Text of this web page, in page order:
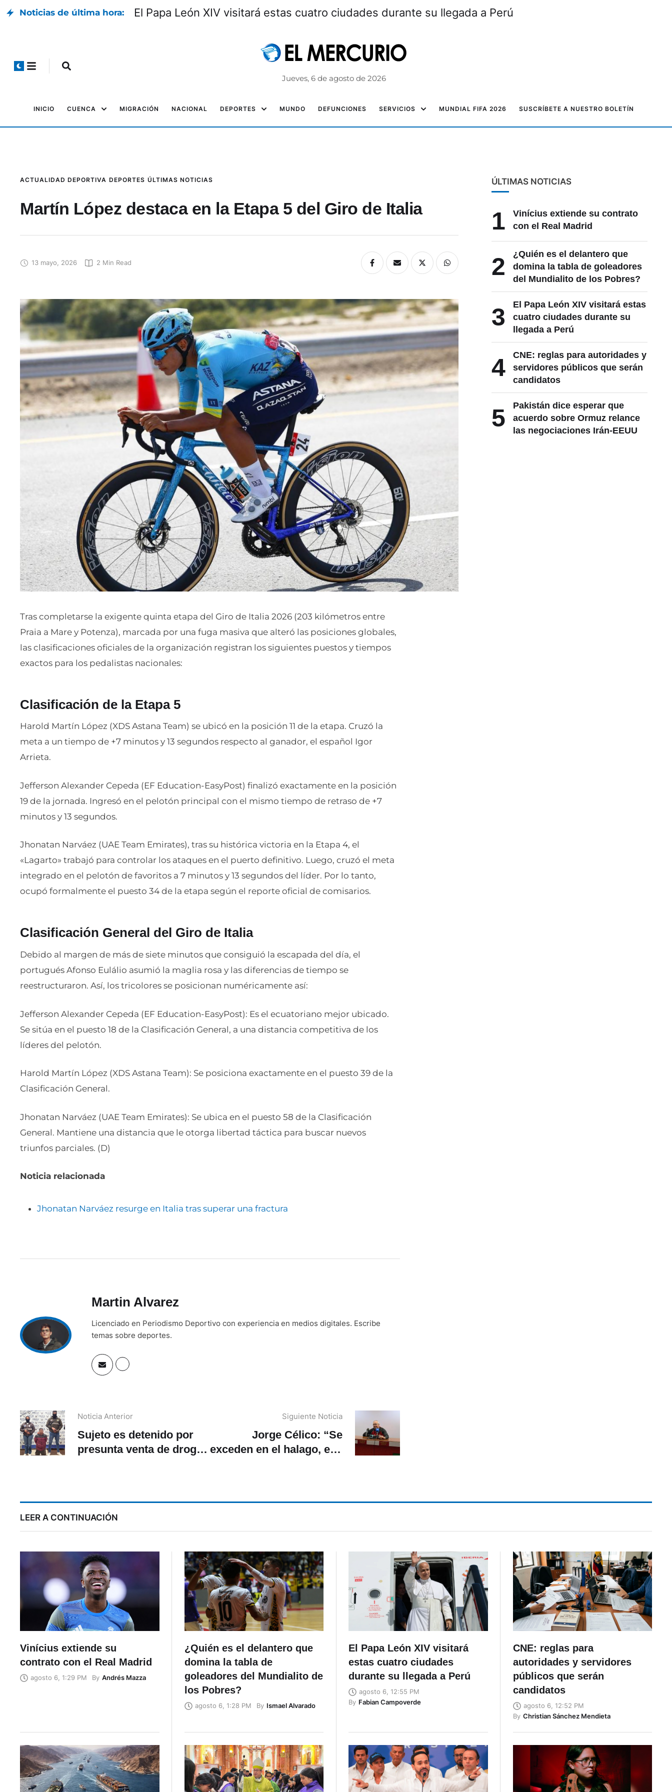
Noticias de última hora: El Papa León XIV visitará estas cuatro ciudades durante su llegada a Perú
Jueves, 6 de agosto de 2026
INICIO CUENCA MIGRACIÓN NACIONAL DEPORTES MUNDO DEFUNCIONES SERVICIOS MUNDIAL FIFA 2026 SUSCRÍBETE A NUESTRO BOLETÍN
ACTUALIDAD DEPORTIVA DEPORTES ÚLTIMAS NOTICIAS
Martín López destaca en la Etapa 5 del Giro de Italia
13 mayo, 2026 2 Min Read
Tras completarse la exigente quinta etapa del Giro de Italia 2026 (203 kilómetros entre
Praia a Mare y Potenza), marcada por una fuga masiva que alteró las posiciones globales,
las clasificaciones oficiales de la organización registran los siguientes puestos y tiempos
exactos para los pedalistas nacionales:
Clasificación de la Etapa 5
Harold Martín López (XDS Astana Team) se ubicó en la posición 11 de la etapa. Cruzó la
meta a un tiempo de +7 minutos y 13 segundos respecto al ganador, el español Igor
Arrieta.
Jefferson Alexander Cepeda (EF Education-EasyPost) finalizó exactamente en la posición
19 de la jornada. Ingresó en el pelotón principal con el mismo tiempo de retraso de +7
minutos y 13 segundos.
Jhonatan Narváez (UAE Team Emirates), tras su histórica victoria en la Etapa 4, el
«Lagarto» trabajó para controlar los ataques en el puerto definitivo. Luego, cruzó el meta
integrado en el pelotón de favoritos a 7 minutos y 13 segundos del líder. Por lo tanto,
ocupó formalmente el puesto 34 de la etapa según el reporte oficial de comisarios.
Clasificación General del Giro de Italia
Debido al margen de más de siete minutos que consiguió la escapada del día, el
portugués Afonso Eulálio asumió la maglia rosa y las diferencias de tiempo se
reestructuraron. Así, los tricolores se posicionan numéricamente así:
Jefferson Alexander Cepeda (EF Education-EasyPost): Es el ecuatoriano mejor ubicado.
Se sitúa en el puesto 18 de la Clasificación General, a una distancia competitiva de los
líderes del pelotón.
Harold Martín López (XDS Astana Team): Se posiciona exactamente en el puesto 39 de la
Clasificación General.
Jhonatan Narváez (UAE Team Emirates): Se ubica en el puesto 58 de la Clasificación
General. Mantiene una distancia que le otorga libertad táctica para buscar nuevos
triunfos parciales. (D)
Noticia relacionada
Jhonatan Narváez resurge en Italia tras superar una fractura
Martin Alvarez
Licenciado en Periodismo Deportivo con experiencia en medios digitales. Escribe
temas sobre deportes.
Noticia Anterior
Sujeto es detenido por
presunta venta de droga
Siguiente Noticia
Jorge Célico: “Se
exceden en el halago, eso
ÚLTIMAS NOTICIAS
1
Vinícius extiende su contrato
con el Real Madrid
2
¿Quién es el delantero que
domina la tabla de goleadores
del Mundialito de los Pobres?
3
El Papa León XIV visitará estas
cuatro ciudades durante su
llegada a Perú
4
CNE: reglas para autoridades y
servidores públicos que serán
candidatos
5
Pakistán dice esperar que
acuerdo sobre Ormuz relance
las negociaciones Irán-EEUU
LEER A CONTINUACIÓN
Vinícius extiende su
contrato con el Real Madrid
agosto 6, 1:29 PM By Andrés Mazza
¿Quién es el delantero que
domina la tabla de
goleadores del Mundialito de
los Pobres?
agosto 6, 1:28 PM By Ismael Alvarado
El Papa León XIV visitará
estas cuatro ciudades
durante su llegada a Perú
agosto 6, 12:55 PM
By Fabian Campoverde
CNE: reglas para
autoridades y servidores
públicos que serán
candidatos
agosto 6, 12:52 PM
By Christian Sánchez Mendieta